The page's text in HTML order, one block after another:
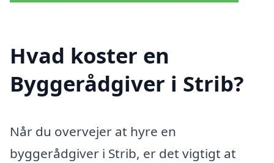
Hvad koster en
Byggerådgiver i Strib?
Når du overvejer at hyre en
byggerådgiver i Strib, er det vigtigt at